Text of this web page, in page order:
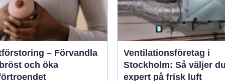
– Förvandla
och öka
Ventilationsföretag i
Stockholm: Så väljer
expert på frisk luft